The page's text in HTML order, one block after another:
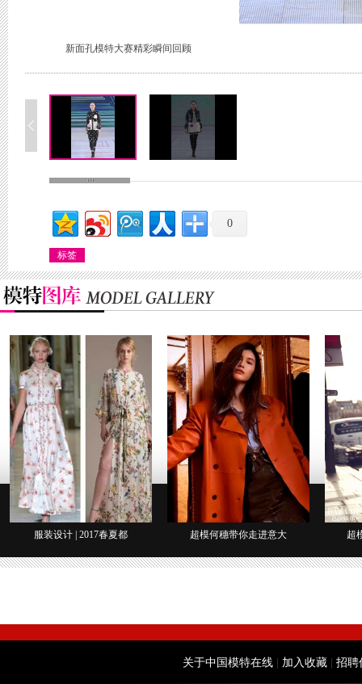
新面孔模特大赛精彩瞬间回顾
0
标签
服装设计 | 2017春夏都 超模何穗带你走进意大 超
关于中国模特在线 加入收藏 招聘